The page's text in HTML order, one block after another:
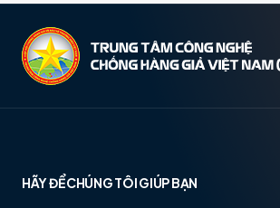
HÃY ĐỂ CHÚNG TÔI GIÚP BẠN